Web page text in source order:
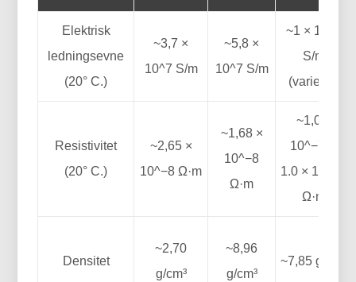
Elektrisk
ledningsevne
(20° C.)
~3,7 ×
10^7 S/m
~5,8 ×
10^7 S/m
~1 × 10^7
S/m
(varierer)
Resistivitet
(20° C.)
~2,65 ×
10^−8 Ω·m
~1,68 ×
10^−8
Ω·m
~1,0 ×
10^−7 til
1.0 × 10^−6
Ω·m
Densitet
~2,70
g/cm³
~8,96
g/cm³
~7,85 g/cm³